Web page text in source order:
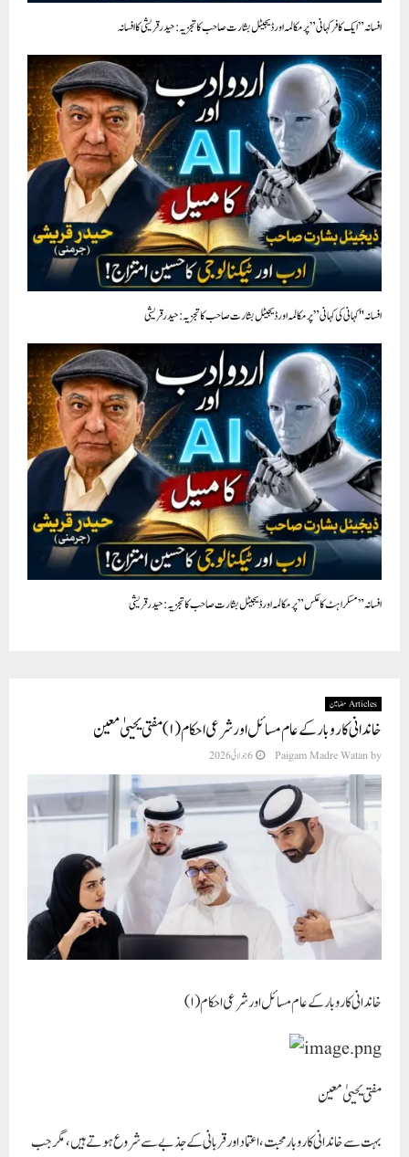
افسانہ ” ایک کافر کہانی” پر مکالمہ اور ڈیجیٹل بشارت صاحب کا تجزيہ : حیدرقریشی کا افسانہ
افسانہ "کہانی کی کہانی” پر مکالمہ اور ڈیجیٹل بشارت صاحب کا تجزيہ : حیدرقریشی
افسانہ ” مسکراہٹ کا عکس” پر مکالمہ اور ڈیجیٹل بشارت صاحب کا تجزيہ : حیدرقریشی
Articles مضامین
خاندانی کاروبار کے عام مسائل اور شرعی احکام (۱) مفتی یحییٰ معین
by
Paigam Madre Watan 6 جولائی 2026
خاندانی کاروبار کے عام مسائل اور شرعی احکام (۱)
مفتی یحییٰ معین
بہت سے خاندانی کاروبار محبت، اعتماد اور قربانی کے جذبے سے شروع ہوتے ہیں، مگر جب